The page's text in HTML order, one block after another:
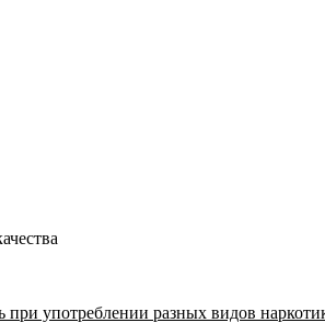
при употреблении разных видов